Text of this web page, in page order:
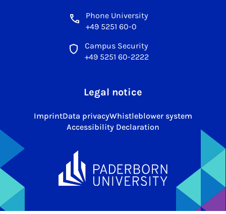
Phone University
+49 5251 60-0
Campus Security
+49 5251 60-2222
Legal notice
ImprintData privacyWhistleblower system
Accessibility Declaration